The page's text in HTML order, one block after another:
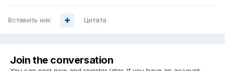
Вставить ник Цитата
Join the conversation